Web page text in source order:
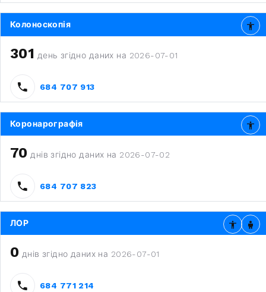
Колоноскопія
301 день згідно даних на 2026-07-01
684 707 913
Коронарографія
70 днів згідно даних на 2026-07-02
684 707 823
ЛОР
0 днів згідно даних на 2026-07-01
684 771 214